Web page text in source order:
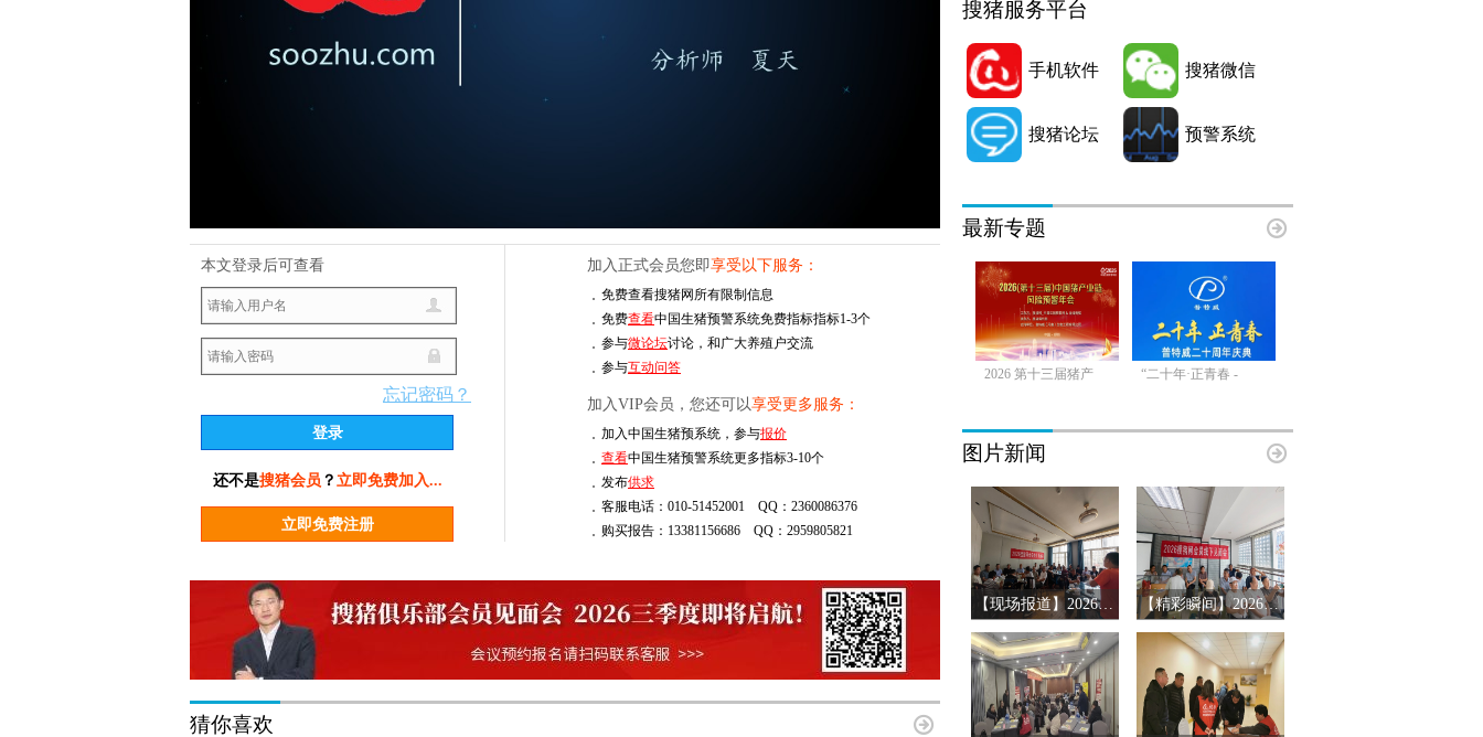
本文登录后可查看
忘记密码？
还不是搜猪会员 ？ 立即免费加入...
加入正式会员您即享受以下服务：
免费查看搜猪网所有限制信息
免费查看中国生猪预警系统免费指标指标1-3个
参与微论坛讨论，和广大养殖户交流
参与互动问答
加入VIP会员，您还可以享受更多服务：
加入中国生猪预系统，参与报价
查看中国生猪预警系统更多指标3-10个
发布供求
客服电话：010-51452001 QQ：2360086376
购买报告：13381156686 QQ：2959805821
猜你喜欢
搜猪服务平台
手机软件 搜猪微信
搜猪论坛 预警系统
最新专题
2026 第十三届猪产 “二十年·正青春 -
图片新闻
【现场报道】2026年搜猪俱乐部会员见面会-山东临沂站 【精彩瞬间】2026搜猪俱乐部会员见面会-山东济南站